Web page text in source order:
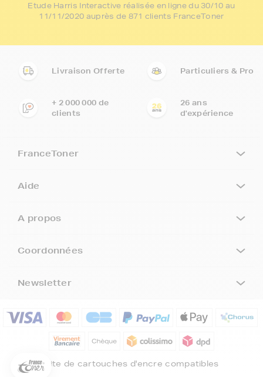
Etude Harris Interactive réalisée en ligne du 30/10 au
11/11/2020 auprès de 871 clients FranceToner
Livraison Offerte Particuliers & Pro
+ 2 000 000 de
clients
26 ans
d'expérience
FranceToner
Aide
A propos
Coordonnées
Newsletter
Site de cartouches d'encre compatibles
Inscrivez-vous à notre newsletter, suivez notre actualité et
commande * !